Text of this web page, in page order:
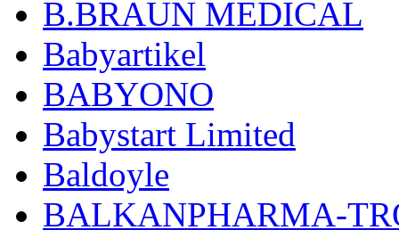
B.BRAUN MEDICAL
Babyartikel
BABYONO
Babystart Limited
Baldoyle
BALKANPHARMA-